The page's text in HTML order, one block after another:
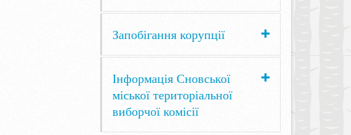
Запобігання корупції
Інформація Сновської
міської територіальної
виборчої комісії